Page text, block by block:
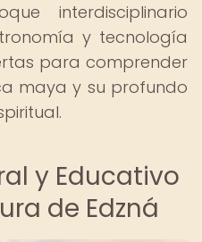
interdisciplinario
y tecnología
para comprender
maya y su profundo
y Educativo
de Edzná